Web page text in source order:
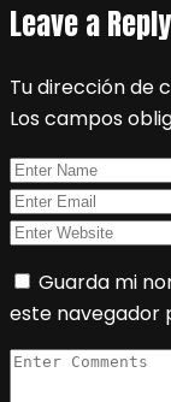
Leave a Reply
Tu dirección de
Los campos
Guarda mi
este navegador